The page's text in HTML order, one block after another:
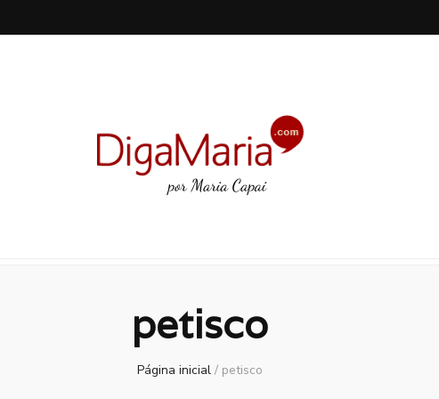
petisco
Página inicial / petisco